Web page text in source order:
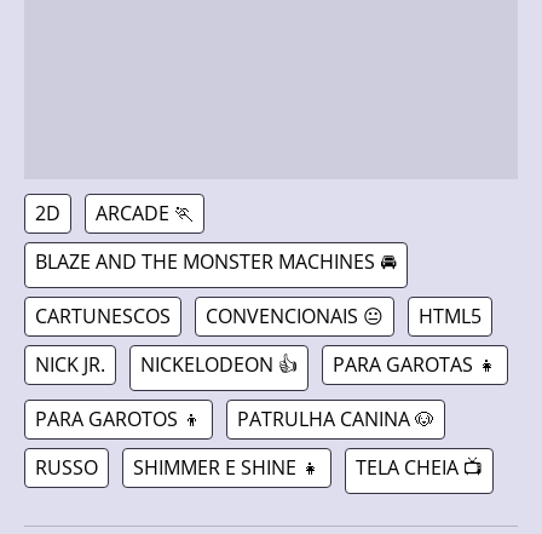
2D
ARCADE 🏃
BLAZE AND THE MONSTER MACHINES 🚘
CARTUNESCOS CONVENCIONAIS 😐
HTML5
NICK JR.
NICKELODEON 👍 PARA GAROTAS 👧
PARA GAROTOS 👦
PATRULHA CANINA 🐶
RUSSO
SHIMMER E SHINE 👧 TELA CHEIA 📺